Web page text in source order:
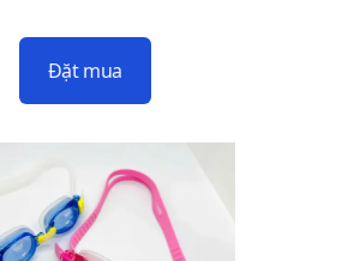
Đặt mua